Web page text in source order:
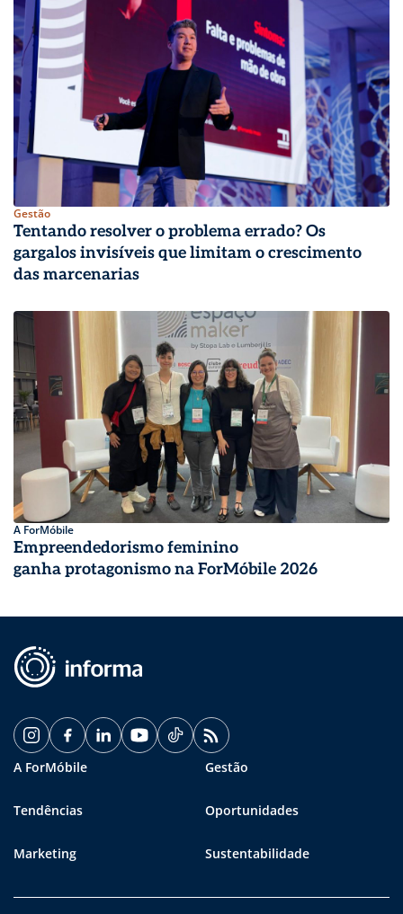
Gestão
Tentando resolver o problema errado? Os
gargalos invisíveis que limitam o crescimento
das marcenarias
A ForMóbile
Empreendedorismo feminino
ganha protagonismo na ForMóbile 2026
A ForMóbile Gestão
Tendências Oportunidades
Marketing Sustentabilidade